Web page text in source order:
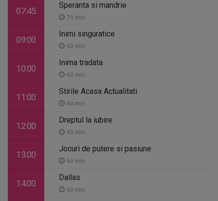
07:45
Speranta si mandrie
75 min
09:00
Inimi singuratice
60 min
10:00
Inima tradata
60 min
11:00
Stirile Acasa Actualitati
60 min
12:00
Dreptul la iubire
60 min
13:00
Jocuri de putere si pasiune
60 min
14:00
Dallas
60 min